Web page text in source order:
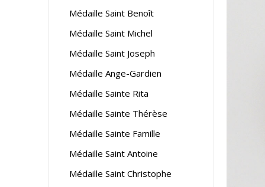
Médaille Saint Benoît
Médaille Saint Michel
Médaille Saint Joseph
Médaille Ange-Gardien
Médaille Sainte Rita
Médaille Sainte Thérèse
Médaille Sainte Famille
Médaille Saint Antoine
Médaille Saint Christophe